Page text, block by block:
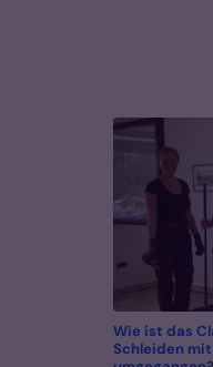
Wie ist das
Schleiden